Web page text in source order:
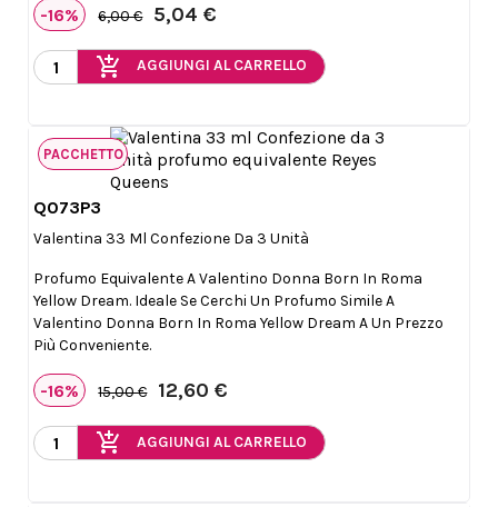
-16% 6,00 € 5,04 €
add_shopping_cart AGGIUNGI AL CARRELLO
Q073P3
Valentina 33 Ml Confezione Da 3 Unità
Profumo Equivalente A Valentino Donna Born In Roma
Yellow Dream. Ideale Se Cerchi Un Profumo Simile A
Valentino Donna Born In Roma Yellow Dream A Un Prezzo
Più Conveniente.
-16% 15,00 € 12,60 €
add_shopping_cart AGGIUNGI AL CARRELLO
PACCHETTO